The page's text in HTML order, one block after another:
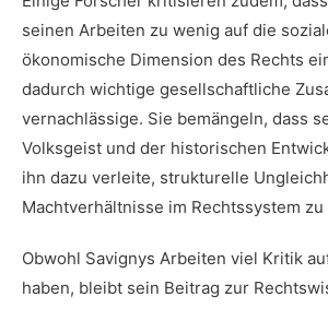
⁢seinen Arbeiten zu wenig auf die
ökonomische Dimension des Rechts
dadurch wichtige gesellschaftliche
vernachlässige. Sie ⁣bemängeln, dass⁢
Volksgeist und der ⁣historischen
ihn⁢ dazu verleite, strukturelle
Machtverhältnisse im Rechtssystem
Obwohl Savignys ‍Arbeiten ‍viel⁢ Kritik
haben, bleibt⁣ sein Beitrag zur​